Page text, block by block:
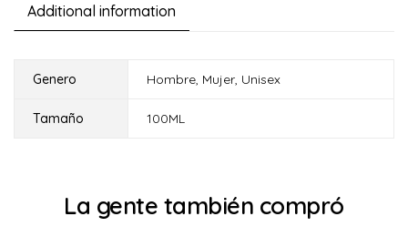
Additional information
Genero Hombre Mujer Unisex
Tamaño 100ML
La gente también compró